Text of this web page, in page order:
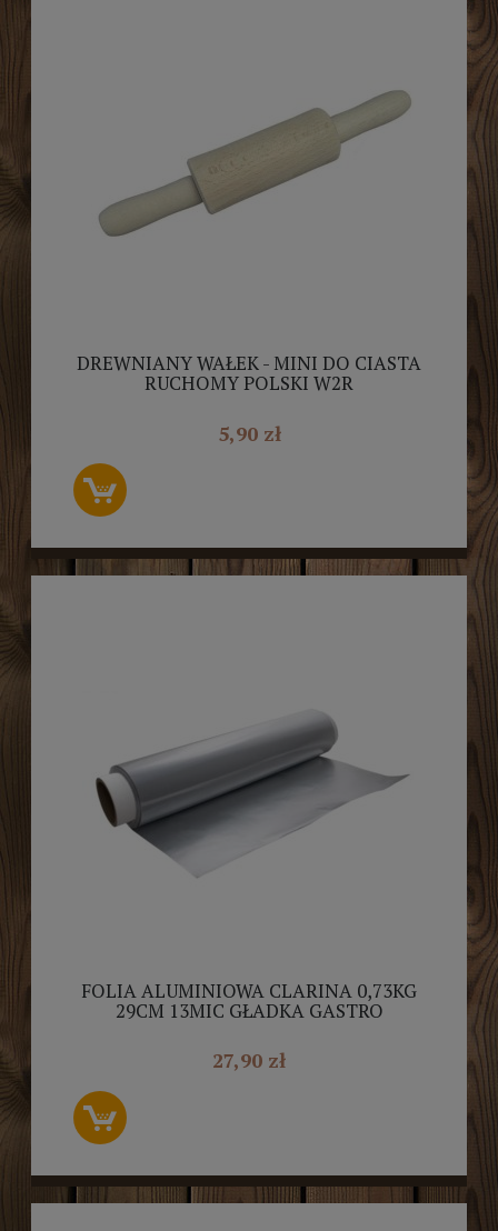
DREWNIANY WAŁEK - MINI DO CIASTA
RUCHOMY POLSKI W2R
5,90 zł
FOLIA ALUMINIOWA CLARINA 0,73KG
29CM 13MIC GŁADKA GASTRO
27,90 zł